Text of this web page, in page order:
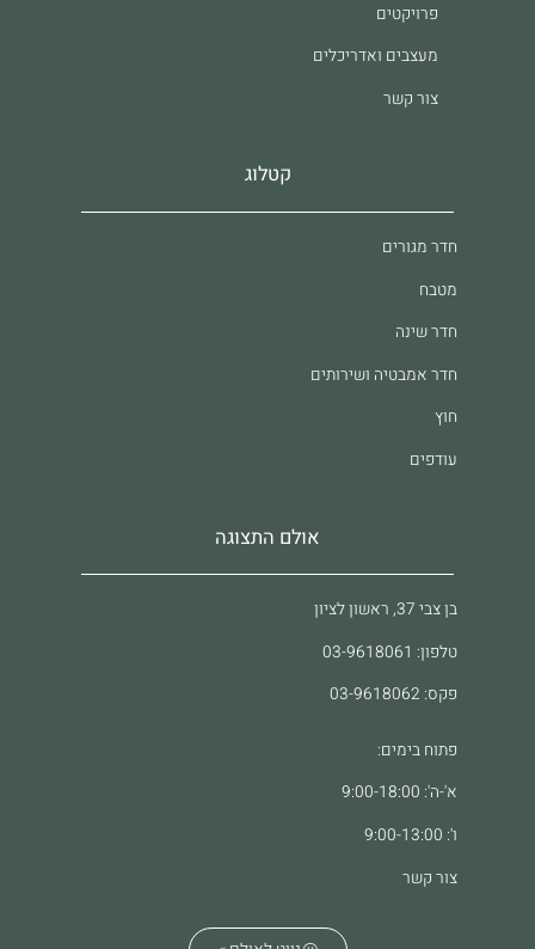
פרויקטים
מעצבים ואדריכלים
צור קשר
קטלוג
חדר מגורים
מטבח
חדר שינה
חדר אמבטיה ושירותים
חוץ
עודפים
אולם התצוגה
בן צבי 37, ראשון לציון
טלפון: 03-9618061
פקס: 03-9618062
פתוח בימים:
א'-ה': 9:00-18:00
ו': 9:00-13:00
צור קשר